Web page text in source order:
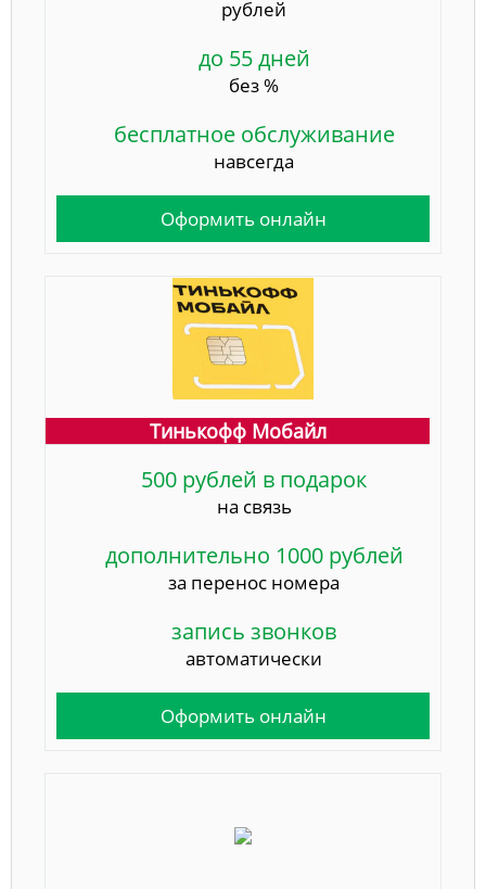
рублей
до 55 дней
без %
бесплатное обслуживание
навсегда
Оформить онлайн
Тинькофф Мобайл
500 рублей в подарок
на связь
дополнительно 1000 рублей
за перенос номера
запись звонков
автоматически
Оформить онлайн